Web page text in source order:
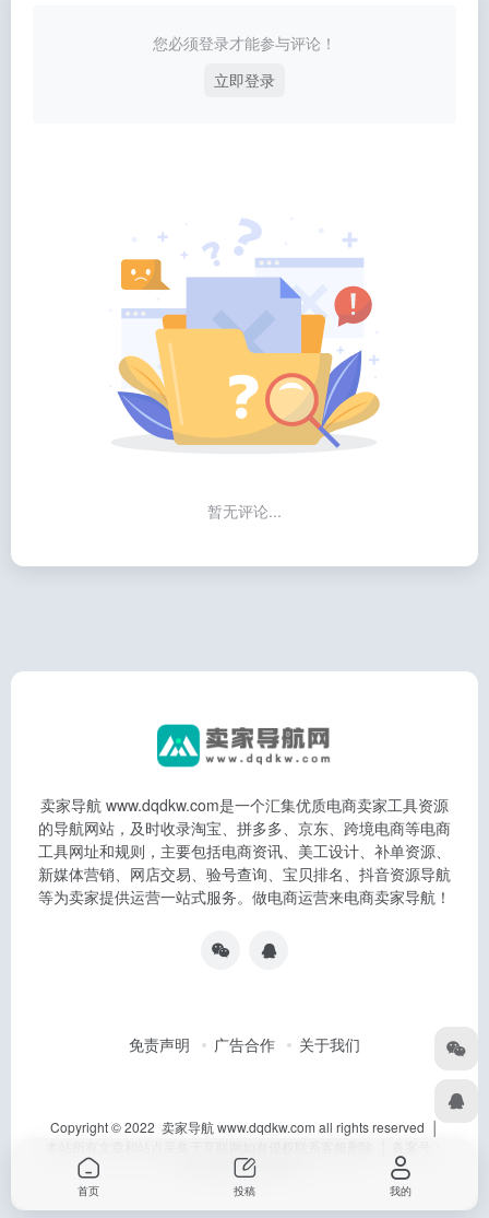
您必须登录才能参与评论！
立即登录
暂无评论...
卖家导航 www.dqdkw.com是一个汇集优质电商卖家工具资源
的导航网站，及时收录淘宝、拼多多、京东、跨境电商等电商
工具网址和规则，主要包括电商资讯、美工设计、补单资源、
新媒体营销、网店交易、验号查询、宝贝排名、抖音资源导航
等为卖家提供运营一站式服务。做电商运营来电商卖家导航！
免责声明 广告合作 关于我们
Copyright © 2022 卖家导航 www.dqdkw.com all rights reserved │
沪ICP备15028150号
首页 投稿 我的